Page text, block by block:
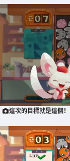
這次的目標就是這個！